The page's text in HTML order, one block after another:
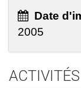
Date
2005
ACTIVITÉS